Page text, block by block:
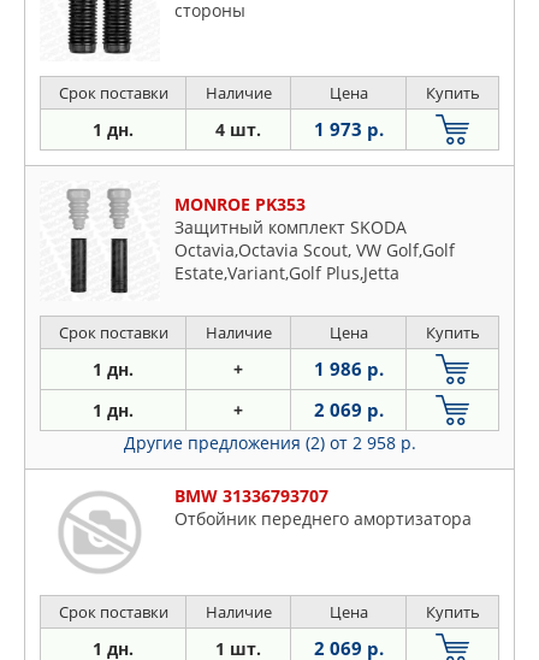
стороны
Срок поставки Наличие Цена Купить
1 дн. 4 шт. 1 973 р.
MONROE PK353
Защитный комплект SKODA
Octavia,Octavia Scout, VW Golf,Golf
Estate,Variant,Golf Plus,Jetta
Срок поставки Наличие Цена Купить
1 дн. + 1 986 р.
1 дн. + 2 069 р.
Другие предложения (2) от 2 958 р.
BMW 31336793707
Отбойник переднего амортизатора
Срок поставки Наличие Цена Купить
1 дн. 1 шт. 2 069 р.